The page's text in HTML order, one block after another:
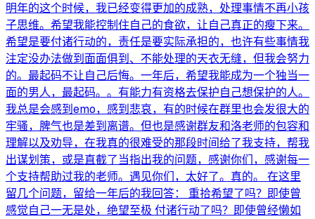
明年的这个时候，我已经变得更加的成熟，处理事情不再小孩
子思维。希望我能控制住自己的食欲，让自己真正的瘦下来。
希望是要付诸行动的，责任是要实际承担的，也许有些事情我
注定没办法做到面面俱到、不能处理的天衣无缝，但我会努力
的。最起码不让自己后悔。一年后，希望我能成为一个独当一
面的男人，最起码。。有能力有资格去保护自己想保护的人。
我总是会感到emo，感到悲哀，有的时候在群里也会发很大的
牢骚，脾气也是差到离谱。但也是感谢群友和洛老师的包容和
理解以及劝导，在我真的很难受的那段时间给了我支持，帮我
出谋划策，或是直截了当指出我的问题，感谢你们，感谢每一
个支持帮助过我的老师。遇见你们，太好了。真的。 在这里
留几个问题，留给一年后的我回答： 重拾希望了吗？即使曾
感觉自己一无是处，绝望至极 付诸行动了吗？即使曾经懒如